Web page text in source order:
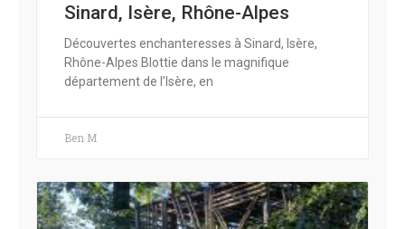
Sinard, Isère, Rhône-Alpes
Découvertes enchanteresses à Sinard, Isère,
Rhône-Alpes Blottie dans le magnifique
département de l’Isère, en
Ben M